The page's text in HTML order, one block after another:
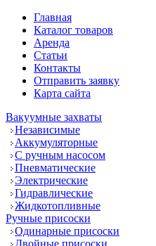
Главная
Каталог товаров
Аренда
Статьи
Контакты
Отправить заявку
Карта сайта
Вакуумные захваты
Независимые
Аккумуляторные
С ручным насосом
Пневматические
Электрические
Гидравлические
Жидкотопливные
Ручные присоски
Одинарные присоски
Двойные присоски